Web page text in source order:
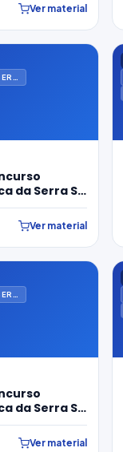
Ver material
da Serra SP
Ams
Ver material
da Serra SP
Ver material